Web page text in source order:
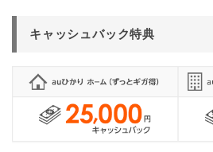
キャッシュバック特典